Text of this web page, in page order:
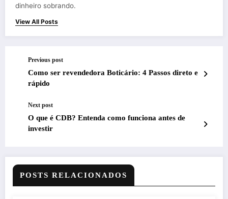
dinheiro sobrando.
View All Posts
Previous post
Como ser revendedora Boticário: 4 Passos direto e
rápido
Next post
O que é CDB? Entenda como funciona antes de
investir
POSTS RELACIONADOS